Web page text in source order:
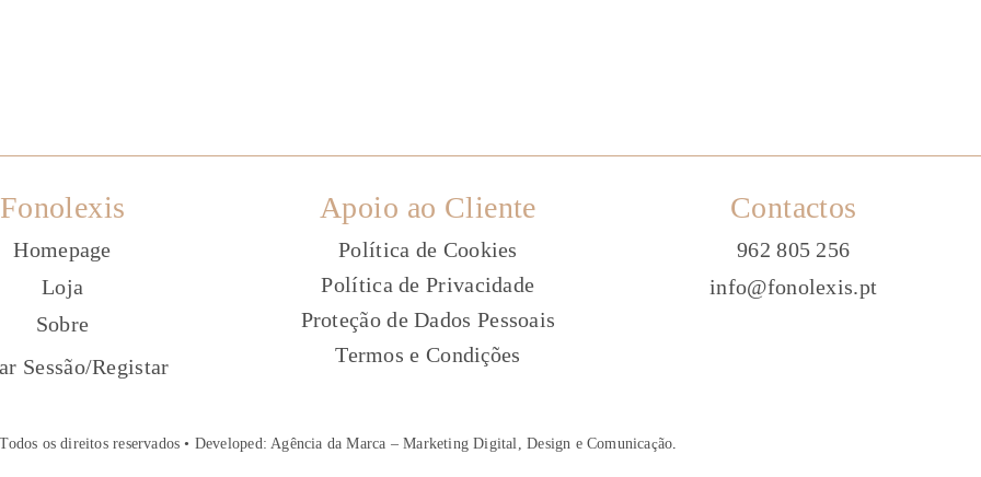
Fonolexis
Homepage
Loja
Sobre
Sessão/Registar
Apoio ao Cliente
Política de Cookies
Política de Privacidade
Proteção de Dados Pessoais
Termos e Condições
Contactos
962 805 256
info@fonolexis.pt
os direitos reservados • Developed:Agência da Marca – Marketing Digital, Design e Comunicação.